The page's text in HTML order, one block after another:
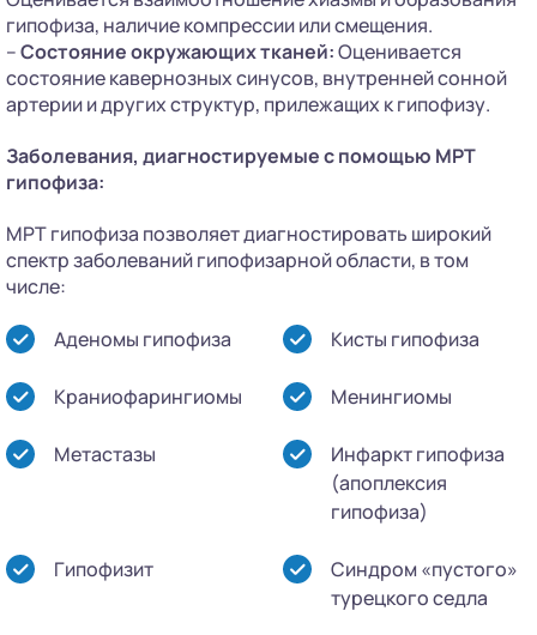
гипофиза, наличие компрессии или смещения.
–Состояние окружающих тканей:Оценивается
состояние кавернозных синусов, внутренней сонной
артерии и других структур, прилежащих к гипофизу.
Заболевания, диагностируемые с помощью МРТ
гипофиза:
МРТ гипофиза позволяет диагностировать широкий
спектр заболеваний гипофизарной области, в том
числе:
Аденомы гипофиза
Кисты гипофиза
Краниофарингиомы Менингиомы
Метастазы
Инфаркт гипофиза
(апоплексия
гипофиза)
Гипофизит
Синдром «пустого»
турецкого седла